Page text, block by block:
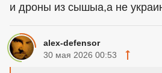
и дроны из сышыа,а не
alex-defensor
30 мая 2026 00:53